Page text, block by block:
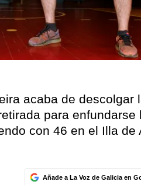
acaba de descolgar
para enfundarse
con 46 en el Illa de
Añade a La Voz de Galicia en